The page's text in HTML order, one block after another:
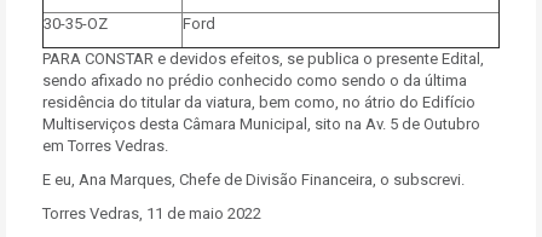
30-35-OZ
Ford
PARA CONSTAR e devidos efeitos, se publica o presente Edital,
sendo afixado no prédio conhecido como sendo o da última
residência do titular da viatura, bem como, no átrio do Edifício
Multiserviços desta Câmara Municipal, sito na Av. 5 de Outubro
em Torres Vedras.
E eu, Ana Marques, Chefe de Divisão Financeira, o subscrevi.
Torres Vedras, 11 de maio 2022